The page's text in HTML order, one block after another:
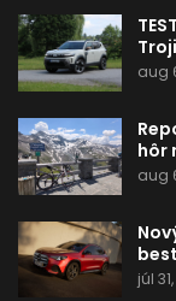
aug
hôr
aug
júl